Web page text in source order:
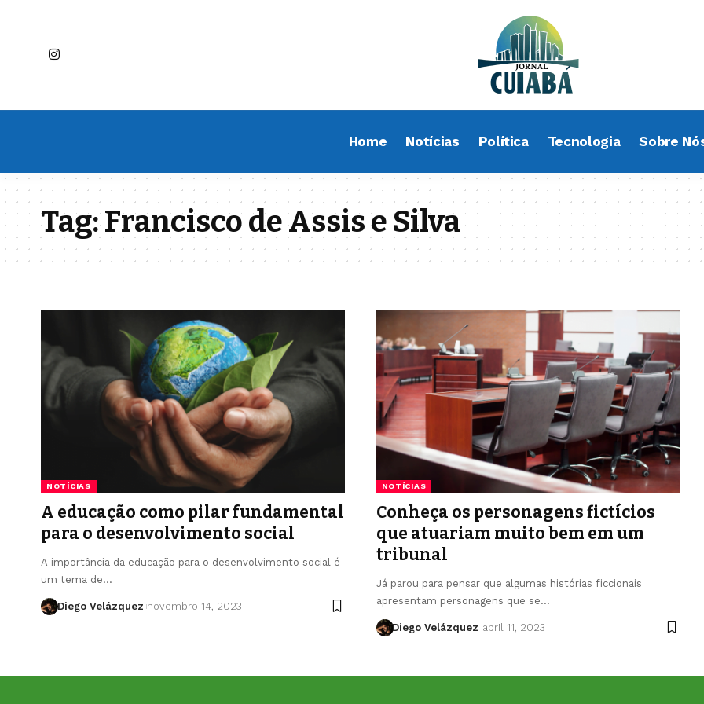
Home Notícias Política Tecnologia Sobre
Tag:Francisco de Assis e Silva
NOTÍCIAS
A educação como pilar fundamental
para o desenvolvimento social
A importância da educação para o desenvolvimento social é
um tema de…
Diego Velázquez novembro 14, 2023
NOTÍCIAS
Conheça os personagens fictícios
que atuariam muito bem em um
tribunal
Já parou para pensar que algumas histórias ficcionais
apresentam personagens que se…
Diego Velázquez abril 11, 2023